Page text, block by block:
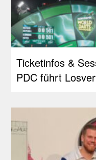
Ticketinfos &
PDC führt